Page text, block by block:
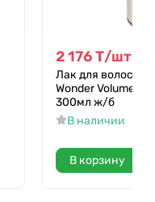
2 176Т/шт.
Лак для волос
Wonder Volume
300мл ж/б
В наличии
В корзину